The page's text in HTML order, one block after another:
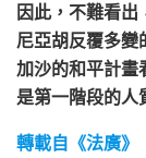
因此，不難看
尼亞胡反覆多變
加沙的和平計畫
是第一階段的人
轉載自《法廣》